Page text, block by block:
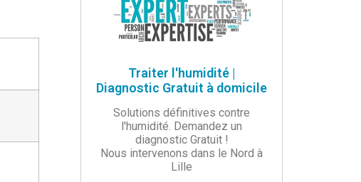
Traiter l'humidité |
Diagnostic Gratuit à domicile
Solutions définitives contre
l'humidité. Demandez un
diagnostic Gratuit !
Nous intervenons dans le Nord à
Lille